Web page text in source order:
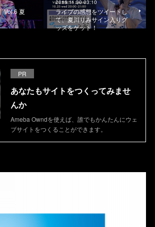
Vol.6 夏
2016.11.30 03:10
ライブの感想をツイートし
て、夏川りみサイン入りグ
ッズをゲット！
PR
あなたもサイトをつくってみませ
んか
Ameba Owndを使えば、誰でもかんたんにウェ
ブサイトをつくることができます。